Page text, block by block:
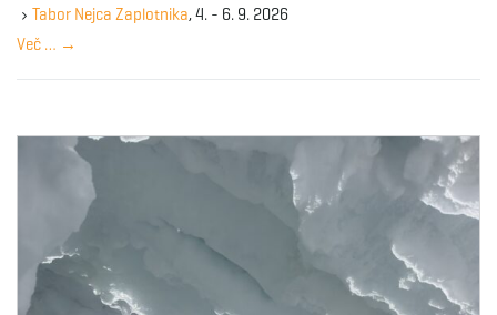
y
w
r
Tabor Nejca Zaplotnika, 4. - 6. 9. 2026
Več … →